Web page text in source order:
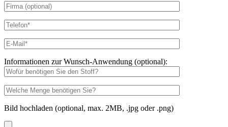
Informationen zur Wunsch-Anwendung (optional):
Bild hochladen (optional, max. 2MB, .jpg oder .png)